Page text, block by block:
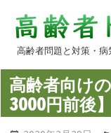
ツ
へ
ス
高齢者問題と対策・病
高齢者向け
3000円前後】